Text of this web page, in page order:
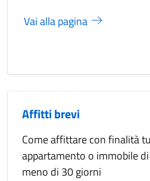
Vai alla pagina
Affitti brevi
Come affittare con finalità
appartamento o immobile
meno di 30 giorni